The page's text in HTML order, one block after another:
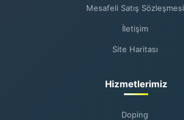
Mesafeli Satış Sözleşmesi
İletişim
Site Haritası
Hizmetlerimiz
Doping